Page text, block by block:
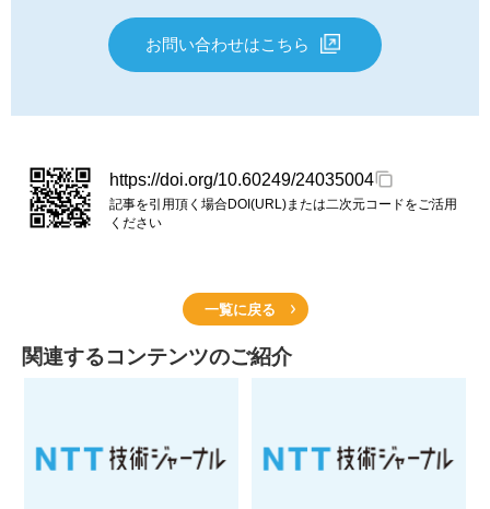
お問い合わせはこちら
https://doi.org/10.60249/24035004
記事を引用頂く場合DOI(URL)または二次元コードをご活用
ください
一覧に戻る
関連するコンテンツのご紹介